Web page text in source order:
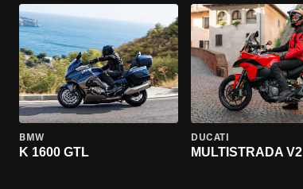
BMW
K 1600 GTL
DUCATI
MULTISTRADA V2